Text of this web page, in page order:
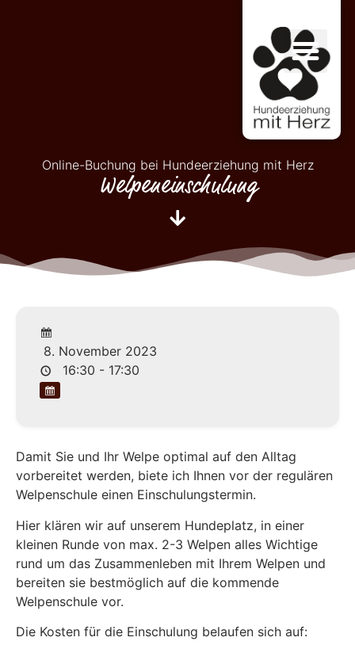
Online-Buchung bei Hundeerziehung mit Herz
Welpeneinschulung
8. November 2023
16:30 - 17:30
Damit Sie und Ihr Welpe optimal auf den Alltag
vorbereitet werden, biete ich Ihnen vor der regulären
Welpenschule einen Einschulungstermin.
Hier klären wir auf unserem Hundeplatz, in einer
kleinen Runde von max. 2-3 Welpen alles Wichtige
rund um das Zusammenleben mit Ihrem Welpen und
bereiten sie bestmöglich auf die kommende
Welpenschule vor.
Die Kosten für die Einschulung belaufen sich auf: